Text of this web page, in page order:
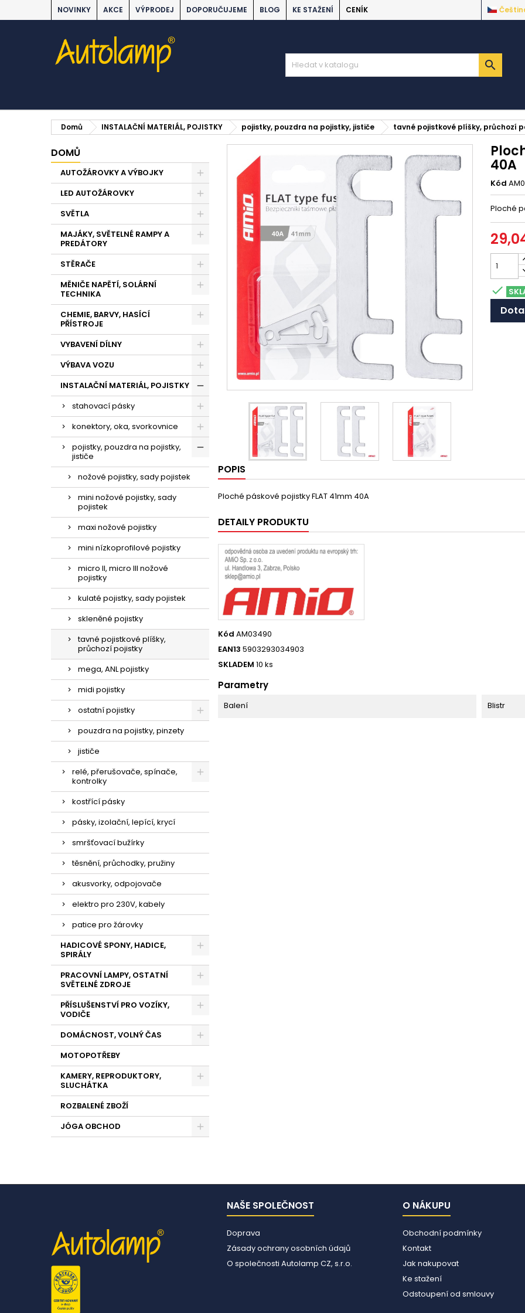
NOVINKY AKCE VÝPRODEJ DOPORUČUJEME BLOG KE STAŽENÍ CENÍK

Domů INSTALAČNÍ MATERIÁL, POJISTKY pojistky, pouzdra na pojistky, jističe tavné pojistkové plíšky, průchozí
DOMŮ
AUTOŽÁROVKY A VÝBOJKY
LED AUTOŽÁROVKY
SVĚTLA
MAJÁKY, SVĚTELNÉ RAMPY A
PREDÁTORY
STĚRAČE
MĚNIČE NAPĚTÍ, SOLÁRNÍ
TECHNIKA
CHEMIE, BARVY, HASÍCÍ
PŘÍSTROJE
VYBAVENÍ DÍLNY
VÝBAVA VOZU
INSTALAČNÍ MATERIÁL, POJISTKY
stahovací pásky
konektory, oka, svorkovnice
pojistky, pouzdra na pojistky,
jističe
nožové pojistky, sady pojistek
mini nožové pojistky, sady
pojistek
maxi nožové pojistky
mini nízkoprofilové pojistky
micro II, micro III nožové
pojistky
kulaté pojistky, sady pojistek
skleněné pojistky
tavné pojistkové plíšky,
průchozí pojistky
mega, ANL pojistky
midi pojistky
ostatní pojistky
pouzdra na pojistky, pinzety
jističe
relé, přerušovače, spínače,
kontrolky
kostřící pásky
pásky, izolační, lepící, krycí
smršťovací bužírky
těsnění, průchodky, pružiny
akusvorky, odpojovače
elektro pro 230V, kabely
patice pro žárovky
HADICOVÉ SPONY, HADICE,
SPIRÁLY
PRACOVNÍ LAMPY, OSTATNÍ
SVĚTELNÉ ZDROJE
PŘÍSLUŠENSTVÍ PRO VOZÍKY,
VODIČE
DOMÁCNOST, VOLNÝ ČAS
MOTOPOTŘEBY
KAMERY, REPRODUKTORY,
SLUCHÁTKA
ROZBALENÉ ZBOŽÍ
JÓGA OBCHOD
40A
Kód
Ploché

POPIS
Ploché páskové pojistky FLAT 41mm 40A
DETAILY PRODUKTU
Kód AM03490
EAN13 5903293034903
SKLADEM 10 ks
Parametry
Balení Blistr
NAŠE SPOLEČNOST
Doprava
Zásady ochrany osobních údajů
O společnosti Autolamp CZ, s.r.o.
O NÁKUPU
Obchodní podmínky
Kontakt
Jak nakupovat
Ke stažení
Odstoupení od smlouvy